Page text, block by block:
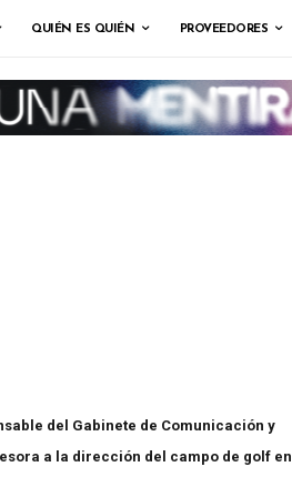
QUIÉN ES QUIÉN PROVEEDORES
del Gabinete de Comunicación y
a la dirección del campo de golf en